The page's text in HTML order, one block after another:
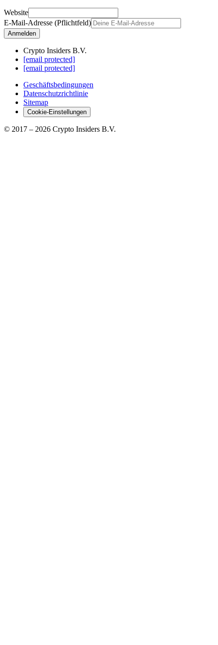
Website
E-Mail-Adresse (Pflichtfeld)
Anmelden
Crypto Insiders B.V.
[email protected]
[email protected]
Geschäftsbedingungen
Datenschutzrichtlinie
Sitemap
Cookie-Einstellungen
© 2017 – 2026 Crypto Insiders B.V.